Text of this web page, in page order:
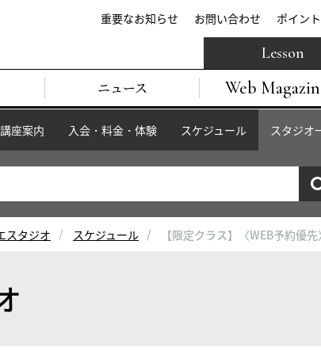
重要なお知らせ お問い合わせ ポイン
ニュース Web
Lesson
座案内 入会・料金・体験 スケジュール スタジオ
スタジオ スケジュール 【限定クラス】〈WEB予約優